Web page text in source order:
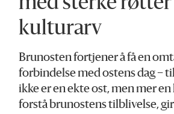
kulturarv
Brunosten fortjener å få en
forbindelse med ostens dag –
ikke er en ekte ost, men mer en
forstå brunostens tilblivelse,